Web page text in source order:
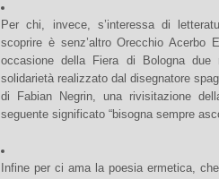
Per chi, invece, s’interessa di
scoprire è senz’altro Orecchio
occasione della Fiera di Bologna due
solidarietà realizzato dal disegnatore
di Fabian Negrin, una rivisitazione
seguente significato “bisogna sempre
Infine per ci ama la poesia ermetica,